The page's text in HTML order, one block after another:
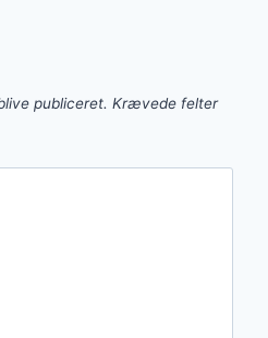
publiceret. Krævede felter